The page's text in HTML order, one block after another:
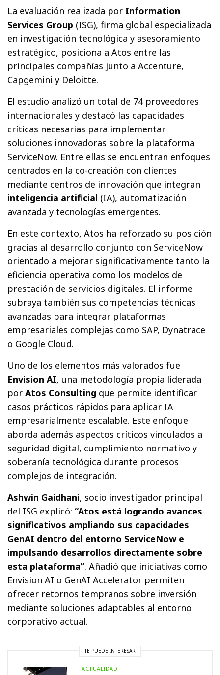
La evaluación realizada por Information
Services Group (ISG), firma global especializada
en investigación tecnológica y asesoramiento
estratégico, posiciona a Atos entre las
principales compañías junto a Accenture,
Capgemini y Deloitte.
El estudio analizó un total de 74 proveedores
internacionales y destacó las capacidades
críticas necesarias para implementar
soluciones innovadoras sobre la plataforma
ServiceNow. Entre ellas se encuentran enfoques
centrados en la co-creación con clientes
mediante centros de innovación que integran
inteligencia artificial (IA), automatización
avanzada y tecnologías emergentes.
En este contexto, Atos ha reforzado su posición
gracias al desarrollo conjunto con ServiceNow
orientado a mejorar significativamente tanto la
eficiencia operativa como los modelos de
prestación de servicios digitales. El informe
subraya también sus competencias técnicas
avanzadas para integrar plataformas
empresariales complejas como SAP, Dynatrace
o Google Cloud.
Uno de los elementos más valorados fue
Envision AI, una metodología propia liderada
porAtos Consulting que permite identificar
casos prácticos rápidos para aplicar IA
empresarialmente escalable. Este enfoque
aborda además aspectos críticos vinculados a
seguridad digital, cumplimiento normativo y
soberanía tecnológica durante procesos
complejos de integración.
Ashwin Gaidhani, socio investigador principal
del ISG explicó:“Atos está logrando avances
significativos ampliando sus capacidades
GenAI dentro del entorno ServiceNow e
impulsando desarrollos directamente sobre
esta plataforma”. Añadió que iniciativas como
Envision AI o GenAI Accelerator permiten
ofrecer retornos tempranos sobre inversión
mediante soluciones adaptables al entorno
corporativo actual.
TE PUEDE INTERESAR
ACTUALIDAD